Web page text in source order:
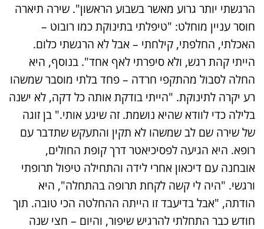
הרגשתי יותר גרוע מאשר בשבוע הראשון". שירה תיארה
חוסר עניין מוחלט: "טיפלתי בתינוקת כמו רובוט –
האכלתי, החלפתי, קילחתי – אבל לא הרגשתי כלום.
הייתי קהת רגש, ולא סיפרתי לאף אחד". בנוסף, היא
החלה לסבול מהתקפי חרדה – פחד בלתי מוסבר שמשהו
רע יקרה לתינוקת. "הייתי בודקת אותה כל דקה, לא ישנה
בלילה כדי לוודא שהיא נושמת. זה שיגע אותי." בן זוגה
של שירה שם לב שמשהו לא תקין והתעקש שתדבר עם
רופא. היא הגיעה לפסיכיאטר דרך קופת החולים,
אובחנה עם דיכאון אחרי לידה והתחילה טיפול תרופתי
ורגשי. "היה לי קשה לקחת תרופה בהתחלה", היא
הודתה, "אבל בדיעבד זו הייתה ההחלטה הכי טובה. תוך
חודש כבר התחלתי להרגיש שיפור, והיום – חצי שנה